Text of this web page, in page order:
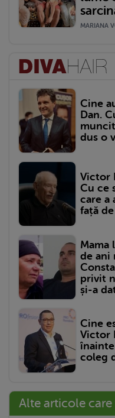
MARIANA
Cine
Dan.
dus o
Victor
Cu ce
care a
față
Mama
de ani
privit
și-a
Cine
Victor
înainte
coleg
Alte articole